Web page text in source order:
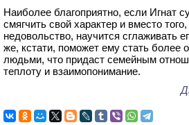
Наиболее благоприятно, если Игнат
смягчить свой характер и вместо
недовольство, научится сглаживать
же, кстати, поможет ему стать более
людьми, что придаст семейным
теплоту и взаимопонимание.